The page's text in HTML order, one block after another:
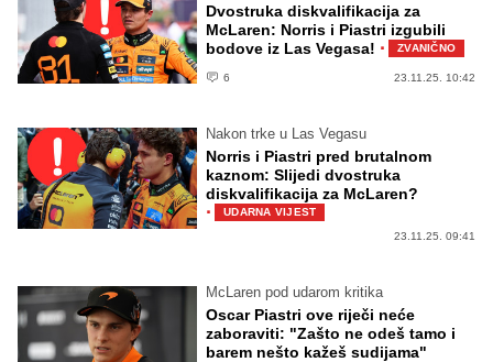
Dvostruka diskvalifikacija za
McLaren: Norris i Piastri izgubili
bodove iz Las Vegasa! · ZVANIČNO
6 23.11.25. 10:42
Nakon trke u Las Vegasu
Norris i Piastri pred brutalnom
kaznom: Slijedi dvostruka
diskvalifikacija za McLaren?
·
UDARNA VIJEST
23.11.25. 09:41
McLaren pod udarom kritika
Oscar Piastri ove riječi neće
zaboraviti: "Zašto ne odeš tamo i
barem nešto kažeš sudijama"